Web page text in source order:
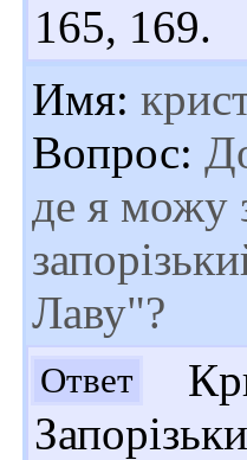
165, 169.
Имя:
Вопрос:
де я можу
Лаву"?
Ответ